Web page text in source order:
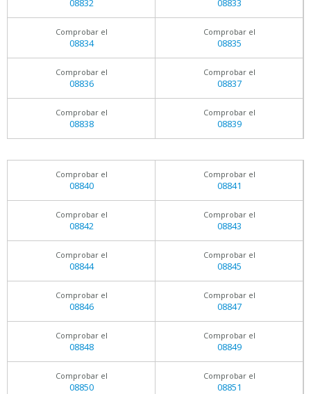
08832 08833
Comprobar el
08834
Comprobar el
08835
Comprobar el
08836
Comprobar el
08837
Comprobar el
08838
Comprobar el
08839
Comprobar el
08840
Comprobar el
08841
Comprobar el
08842
Comprobar el
08843
Comprobar el
08844
Comprobar el
08845
Comprobar el
08846
Comprobar el
08847
Comprobar el
08848
Comprobar el
08849
Comprobar el
08850
Comprobar el
08851